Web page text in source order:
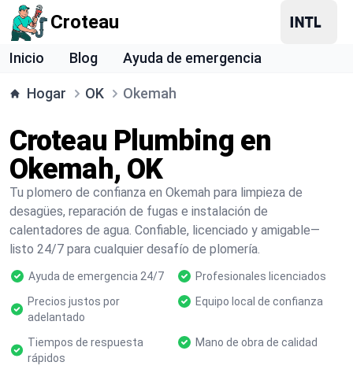
Croteau
Inicio Blog Ayuda de emergencia
Hogar OK Okemah
Croteau Plumbing en
Okemah, OK
Tu plomero de confianza en Okemah para limpieza de
desagües, reparación de fugas e instalación de
calentadores de agua. Confiable, licenciado y amigable—
listo 24/7 para cualquier desafío de plomería.
Ayuda de emergencia 24/7
Profesionales licenciados
Precios justos por
adelantado
Equipo local de confianza
Tiempos de respuesta
rápidos
Mano de obra de calidad